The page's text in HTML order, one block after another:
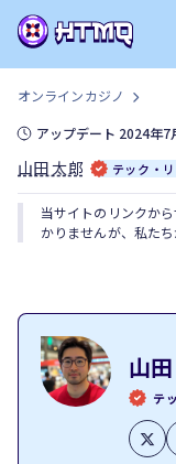
オンラインカジノ
アップデート 2024年7
山田 太郎 テック・
当サイトのリンクか
かりませんが、私た
山
テ